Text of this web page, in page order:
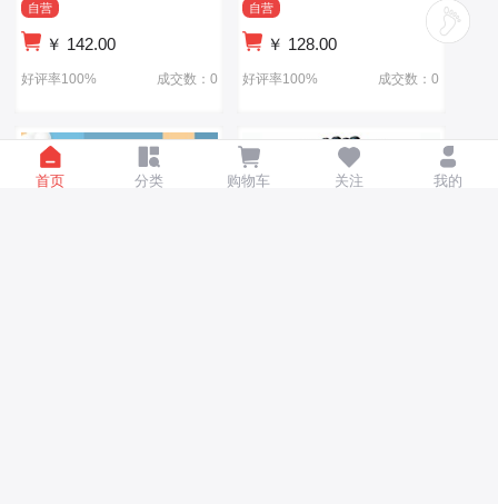
自营
￥ 142.00
好评率100% 成交数：0
自营
￥ 128.00
好评率100% 成交数：0
首页 分类 购物车 关注 我的